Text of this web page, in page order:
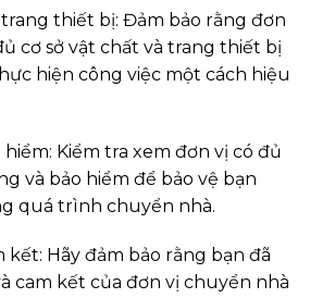
trang thiết bị: Đảm bảo rằng đơn
cơ sở vật chất và trang thiết bị
hiện công việc một cách hiệu
hiểm: Kiểm tra xem đơn vị có đủ
và bảo hiểm để bảo vệ bạn
quá trình chuyển nhà.
kết: Hãy đảm bảo rằng bạn đã
cam kết của đơn vị chuyển nhà